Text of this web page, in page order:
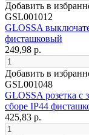
Добавить в
GSL001012
GLOSSA
фисташковый
249,98 р.
Добавить в
GSL001048
GLOSSA розетка с
сборе IP44
425,83 р.